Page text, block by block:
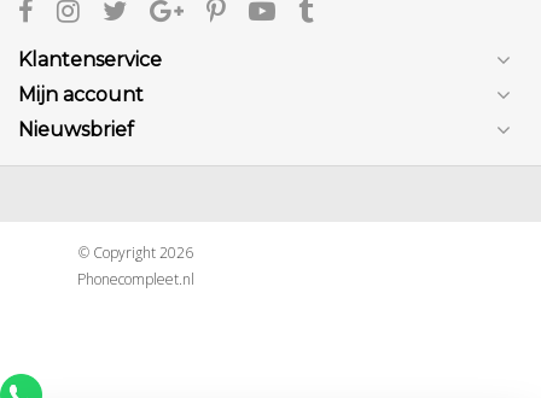
Klantenservice
Mijn account
Nieuwsbrief
© Copyright 2026
Phonecompleet.nl